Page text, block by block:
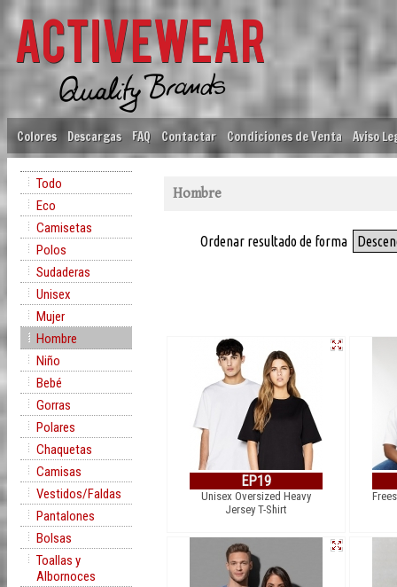
Colores Descargas FAQ Contactar Condiciones de Venta Aviso
Todo
Eco
Camisetas
Polos
Sudaderas
Unisex
Mujer
Hombre
Niño
Bebé
Gorras
Polares
Chaquetas
Camisas
Vestidos/Faldas
Pantalones
Bolsas
Toallas y
Albornoces
Hombre
Ordenar resultado de forma
EP19
Unisex Oversized Heavy
Jersey T-Shirt